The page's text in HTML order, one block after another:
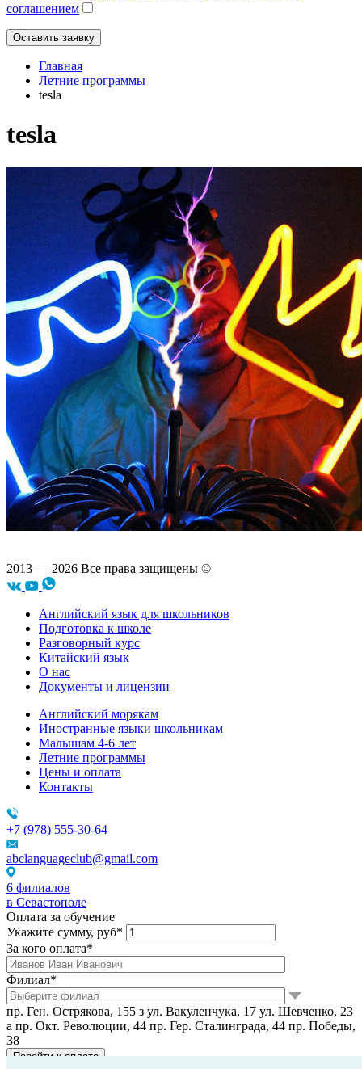
соглашением
Главная
Летние программы
tesla
tesla
2013 — 2026 Все права защищены ©
Английский язык для школьников
Подготовка к школе
Разговорный курс
Китайский язык
О нас
Документы и лицензии
Английский морякам
Иностранные языки школьникам
Малышам 4-6 лет
Летние программы
Цены и оплата
Контакты
+7 (978) 555-30-64
abclanguageclub@gmail.com
6 филиалов
в Севастополе
Оплата за обучение
Укажите сумму, руб*
За кого оплата*
Филиал*
пр. Ген. Острякова, 155 з ул. Вакуленчука, 17 ул. Шевченко, 23
а пр. Окт. Революции, 44 пр. Гер. Сталинграда, 44 пр. Победы,
38